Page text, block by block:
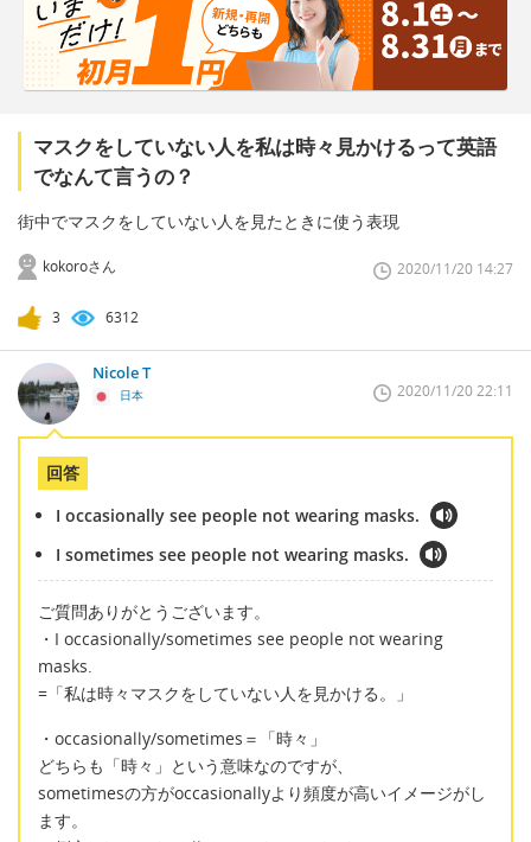
マスクをしていない人を私は時々見かけるって英語
でなんて言うの？
街中でマスクをしていない人を見たときに使う表現
kokoroさん 2020/11/20 14:27
3 6312
Nicole T
日本 2020/11/20 22:11
回答
I occasionally see people not wearing masks.
I sometimes see people not wearing masks.
ご質問ありがとうございます。
・I occasionally/sometimes see people not wearing
masks.
=「私は時々マスクをしていない人を見かける。」
・occasionally/sometimes＝「時々」
どちらも「時々」という意味なのですが、
sometimesの方がoccasionallyより頻度が高いイメージがし
ます。